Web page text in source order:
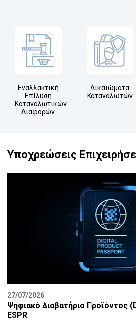
Εναλλακτική
Επίλυση
Καταναλωτικών
Διαφορών
Δικαιώματα
Καταναλωτών
Υποχρεώσεις
27/07/2026
Ψηφιακό Διαβατήριο Προϊόντος
ESPR